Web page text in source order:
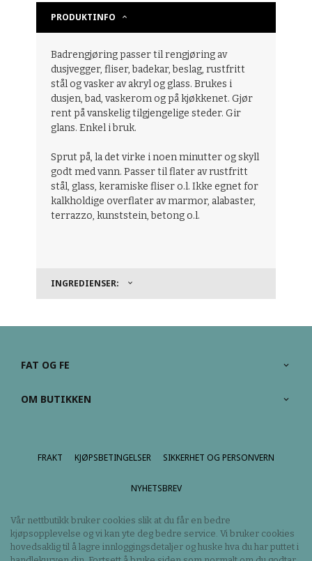
PRODUKTINFO
Badrengjøring passer til rengjøring av
dusjvegger, fliser, badekar, beslag, rustfritt
stål og vasker av akryl og glass. Brukes i
dusjen, bad, vaskerom og på kjøkkenet. Gjør
rent på vanskelig tilgjengelige steder. Gir
glans. Enkel i bruk.
Sprut på, la det virke i noen minutter og skyll
godt med vann. Passer til flater av rustfritt
stål, glass, keramiske fliser o.l. Ikke egnet for
kalkholdige overflater av marmor, alabaster,
terrazzo, kunststein, betong o.l.
INGREDIENSER:
FAT OG FE
OM BUTIKKEN
FRAKT KJØPSBETINGELSER SIKKERHET OG PERSONVERN
NYHETSBREV
Vår nettbutikk bruker cookies slik at du får en bedre
kjøpsopplevelse og vi kan yte deg bedre service. Vi bruker cookies
hovedsaklig til å lagre innloggingsdetaljer og huske hva du har puttet i